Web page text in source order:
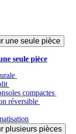
une seule pièce
seule pièce
compactes
réversible
plusieurs pièces